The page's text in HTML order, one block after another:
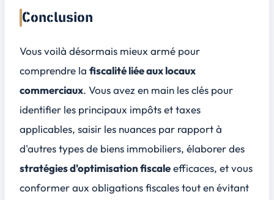
Conclusion
Vous voilà désormais mieux armé pour
comprendre la fiscalité liée aux locaux
commerciaux. Vous avez en main les clés pour
identifier les principaux impôts et taxes
applicables, saisir les nuances par rapport à
d'autres types de biens immobiliers, élaborer des
stratégies d'optimisation fiscaleefficaces, et vous
conformer aux obligations fiscalestout en évitant